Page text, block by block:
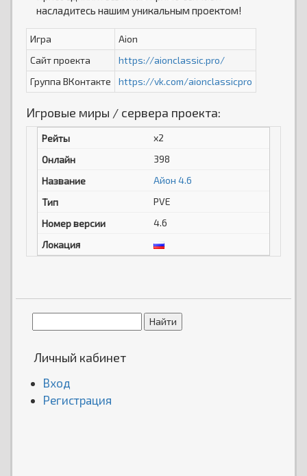
насладитесь нашим уникальным проектом!
Игра
Aion
Сайт проекта
https://aionclassic.pro/
Группа ВКонтакте
https://vk.com/aionclassicpro
Игровые миры / сервера проекта:
x2
398
Aйон 4.6
PVE
4.6
Личный кабинет
Вход
Регистрация